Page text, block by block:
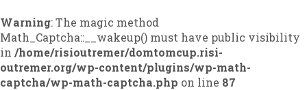
Warning: The magic method
Math_Captcha::__wakeup() must have public visibility
in /home/risioutremer/domtomcup.risi-
outremer.org/wp-content/plugins/wp-math-
captcha/wp-math-captcha.php on line 87